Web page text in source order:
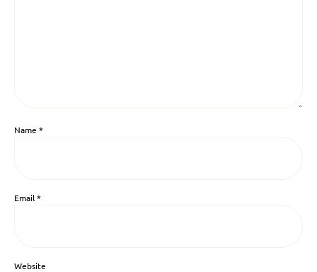
Name *
Email*
Website